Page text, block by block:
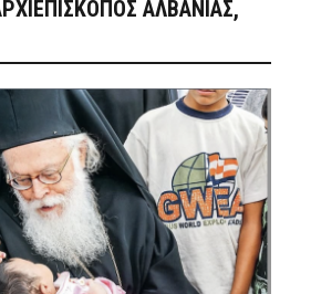
ΑΛΒΑΝΊΑΣ,